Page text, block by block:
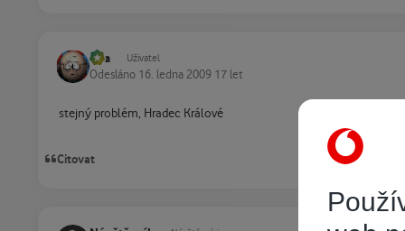
vpa Uživatel
Odesláno 16. ledna 2009 17 let
stejný problém, Hradec Králové
Citovat